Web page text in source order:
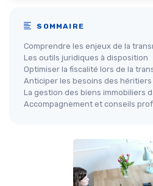
SOMMAIRE
Comprendre les enjeux de la
Les outils juridiques à disposition
Optimiser la fiscalité lors de la
Anticiper les besoins des héritiers
La gestion des biens immobiliers
Accompagnement et conseils